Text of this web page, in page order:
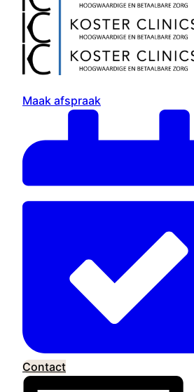
Maak afspraak
Contact